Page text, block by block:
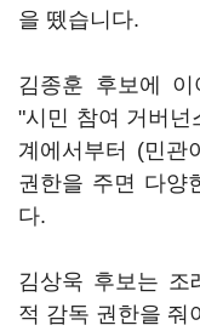
을 뗐습니다.
김종훈 후보에
"시민 참여 거버
계에서부터 (민관
권한을 주면 다양
다.
김상욱 후보는 조
적 감독 권한을 줘